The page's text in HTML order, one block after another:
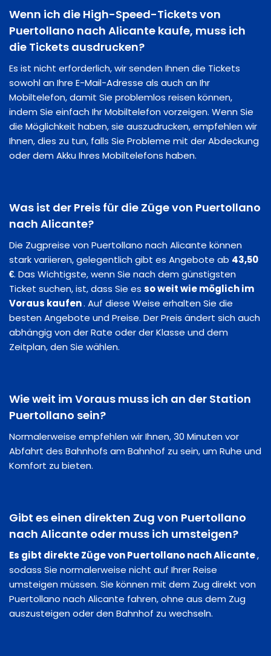
Wenn ich die High-Speed-Tickets von
Puertollano nach Alicante kaufe, muss ich
die Tickets ausdrucken?
Es ist nicht erforderlich, wir senden Ihnen die Tickets
sowohl an Ihre E-Mail-Adresse als auch an Ihr
Mobiltelefon, damit Sie problemlos reisen können,
indem Sie einfach Ihr Mobiltelefon vorzeigen. Wenn Sie
die Möglichkeit haben, sie auszudrucken, empfehlen wir
Ihnen, dies zu tun, falls Sie Probleme mit der Abdeckung
oder dem Akku Ihres Mobiltelefons haben.
Was ist der Preis für die Züge von Puertollano
nach Alicante?
Die Zugpreise von Puertollano nach Alicante können
stark variieren, gelegentlich gibt es Angebote ab 43,50
€. Das Wichtigste, wenn Sie nach dem günstigsten
Ticket suchen, ist, dass Sie es so weit wie möglich im
Voraus kaufen. Auf diese Weise erhalten Sie die
besten Angebote und Preise. Der Preis ändert sich auch
abhängig von der Rate oder der Klasse und dem
Zeitplan, den Sie wählen.
Wie weit im Voraus muss ich an der Station
Puertollano sein?
Normalerweise empfehlen wir Ihnen, 30 Minuten vor
Abfahrt des Bahnhofs am Bahnhof zu sein, um Ruhe und
Komfort zu bieten.
Gibt es einen direkten Zug von Puertollano
nach Alicante oder muss ich umsteigen?
Es gibt direkte Züge von Puertollano nach Alicante,
sodass Sie normalerweise nicht auf Ihrer Reise
umsteigen müssen. Sie können mit dem Zug direkt von
Puertollano nach Alicante fahren, ohne aus dem Zug
auszusteigen oder den Bahnhof zu wechseln.